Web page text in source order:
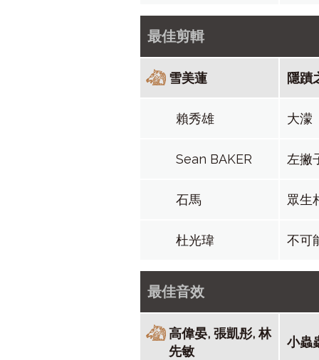
最佳剪輯
雪美蓮 隱蹟
賴秀雄 大濛
Sean BAKER 左撇
石馬 眾生
杜光瑋 不可
最佳音效
高偉晏, 張凱彤, 林
先敏
小蟲